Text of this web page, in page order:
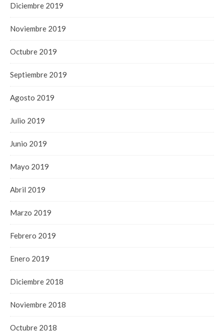
Diciembre 2019
Noviembre 2019
Octubre 2019
Septiembre 2019
Agosto 2019
Julio 2019
Junio 2019
Mayo 2019
Abril 2019
Marzo 2019
Febrero 2019
Enero 2019
Diciembre 2018
Noviembre 2018
Octubre 2018